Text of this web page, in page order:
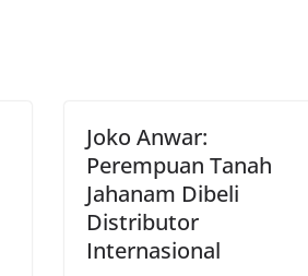
Joko Anwar:
Perempuan Tanah
Jahanam Dibeli
Distributor
Internasional